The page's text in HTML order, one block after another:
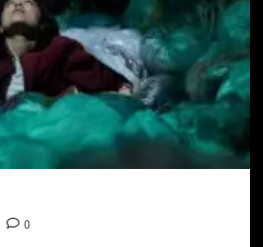
0